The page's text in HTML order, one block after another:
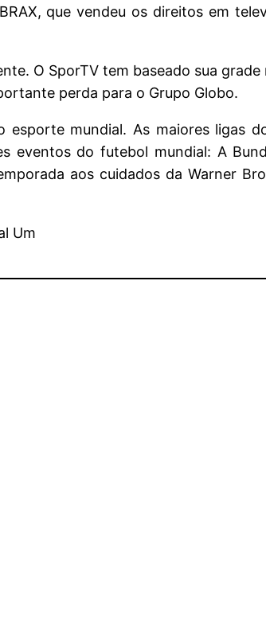
que vendeu os direitos em
O SporTV tem baseado sua
perda para o Grupo Globo.
mundial. As maiores ligas
eventos do futebol mundial: A
aos cuidados da Warner
Um